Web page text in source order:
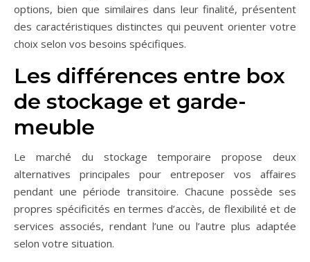
options, bien que similaires dans leur finalité, présentent
des caractéristiques distinctes qui peuvent orienter votre
choix selon vos besoins spécifiques.
Les différences entre box
de stockage et garde-
meuble
Le marché du stockage temporaire propose deux
alternatives principales pour entreposer vos affaires
pendant une période transitoire. Chacune possède ses
propres spécificités en termes d’accès, de flexibilité et de
services associés, rendant l’une ou l’autre plus adaptée
selon votre situation.